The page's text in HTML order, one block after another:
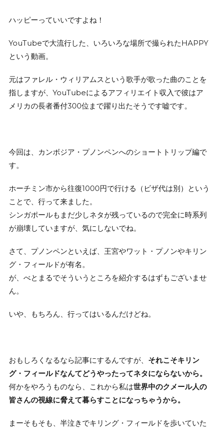
ハッピーっていいですよね！
YouTubeで大流行した、いろいろな場所で撮られたHAPPY
という動画。
元はファレル・ウィリアムスという歌手が歌った曲のことを
指しますが、YouTubeによるアフィリエイト収入で彼はア
メリカの長者番付300位まで躍り出たそうです嘘です。
今回は、カンボジア・プノンペンへのショートトリップ編で
す。
ホーチミン市から往復1000円で行ける（ビザ代は別）という
ことで、行って来ました。
シンガポールもまだ少しネタが残っているので完全に時系列
が崩壊していますが、気にしないでね。
さて、プノンペンといえば、王宮やワット・プノンやキリン
グ・フィールドが有名。
が、べとまるでそういうところを紹介するはずもございませ
ん。
いや、もちろん、行ってはいるんだけどね。
おもしろくなるなら記事にするんですが、 それこそキリン
グ・フィールドなんてどうやったってネタにならないから。
何かをやろうものなら、これから私は世界中のクメール人の
皆さんの視線に脅えて暮らすことになっちゃうから。
まーそもそも、半泣きでキリング・フィールドを歩いていた